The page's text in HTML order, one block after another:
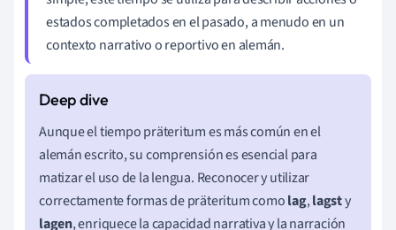
estados completados en el pasado, a menudo en un
contexto narrativo o reportivo en alemán.
Aunque el tiempo präteritum es más común en el
alemán escrito, su comprensión es esencial para
matizar el uso de la lengua. Reconocer y utilizar
correctamente formas de präteritum comolag,lagsty
lagen, enriquece la capacidad narrativa y la narración